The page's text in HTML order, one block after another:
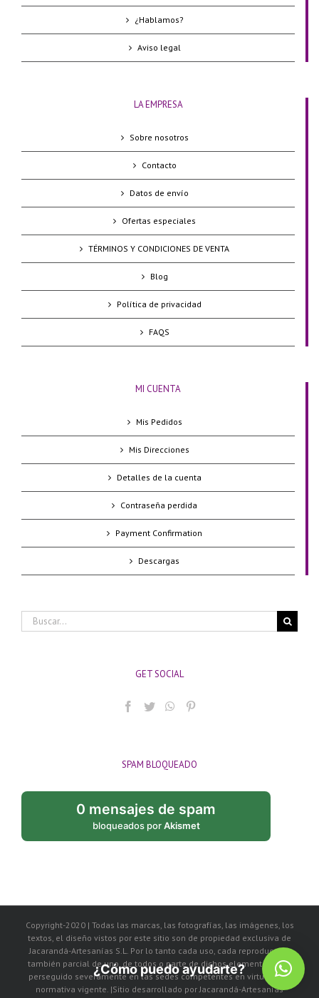
¿Hablamos?
Aviso legal
LA EMPRESA
Sobre nosotros
Contacto
Datos de envío
Ofertas especiales
TÉRMINOS Y CONDICIONES DE VENTA
Blog
Política de privacidad
FAQS
MI CUENTA
Mis Pedidos
Mis Direcciones
Detalles de la cuenta
Contraseña perdida
Payment Confirmation
Descargas
Buscar:
GET SOCIAL
SPAM BLOQUEADO
0 mensajes de spam
bloqueados porAkismet
Copyright-2020 | Todas las marcas, las fotografías, las imágenes, los
textos, el diseño vistos por este sitio son de propiedad exclusiva de
Jacarandá-Artesanías S.L. Por lo tanto cada uso, cada reproducción
también parcial de uno, de todos o parte de dichos elementos, será
perseguido severamente en las sedes competentes en virtud de la
normativa vigente. |Sitio desarrollado por Jacarandá-Artesanías
¿Cómo puedo ayudarte?